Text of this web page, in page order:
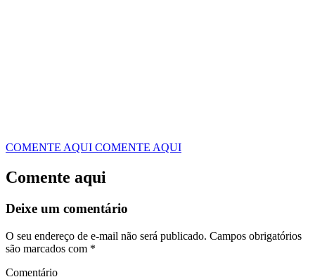
COMENTE AQUI COMENTE AQUI
Comente aqui
Deixe um comentário
O seu endereço de e-mail não será publicado. Campos obrigatórios
são marcados com *
Comentário